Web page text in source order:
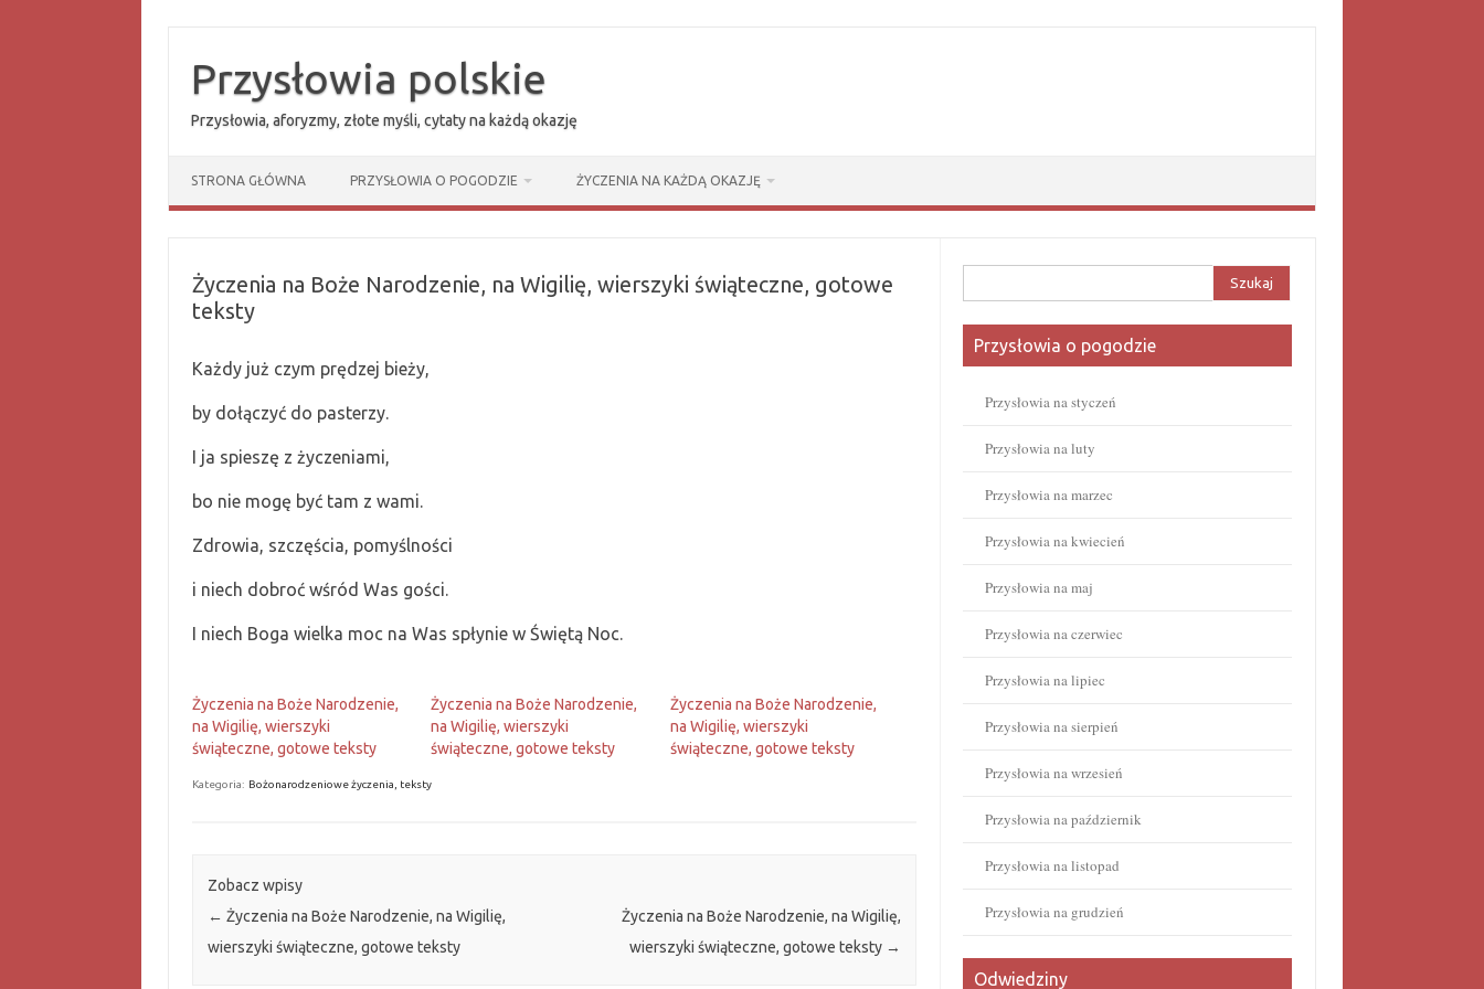
treściPrzysłowia polskie
Przysłowia, aforyzmy, złote myśli, cytaty na każdą okazję
STRONA GŁÓWNA PRZYSŁOWIA O POGODZIE ŻYCZENIA NA KAŻDĄ OKAZJĘ
Życzenia na Boże Narodzenie, na Wigilię, wierszyki świąteczne, gotowe
teksty
Każdy już czym prędzej bieży,
by dołączyć do pasterzy.
I ja spieszę z życzeniami,
bo nie mogę być tam z wami.
Zdrowia, szczęścia, pomyślności
i niech dobroć wśród Was gości.
I niech Boga wielka moc na Was spłynie w Świętą Noc.
Życzenia na Boże Narodzenie,
na Wigilię, wierszyki
świąteczne, gotowe teksty
Życzenia na Boże Narodzenie,
na Wigilię, wierszyki
świąteczne, gotowe teksty
Życzenia na Boże Narodzenie,
na Wigilię, wierszyki
świąteczne, gotowe teksty
Kategoria: Bożonarodzeniowe życzenia, teksty
Zobacz wpisy
← Życzenia na Boże Narodzenie, na Wigilię,
wierszyki świąteczne, gotowe teksty
Życzenia na Boże Narodzenie, na Wigilię,
wierszyki świąteczne, gotowe teksty →
Przysłowia o pogodzie
Przysłowia na styczeń
Przysłowia na luty
Przysłowia na marzec
Przysłowia na kwiecień
Przysłowia na maj
Przysłowia na czerwiec
Przysłowia na lipiec
Przysłowia na sierpień
Przysłowia na wrzesień
Przysłowia na październik
Przysłowia na listopad
Przysłowia na grudzień
Odwiedziny